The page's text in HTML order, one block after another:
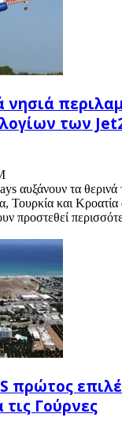
νησιά
των
αυξάνουν τα θερινά
Τουρκία και Κροατία
προστεθεί
πρώτος
τις Γούρνες